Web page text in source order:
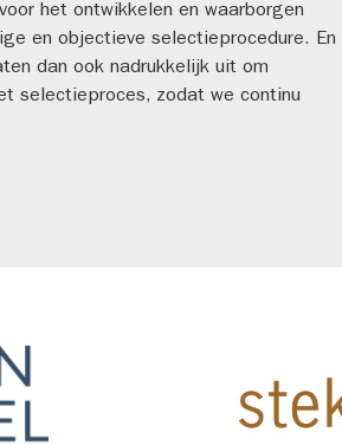
het ontwikkelen en waarborgen
en objectieve selectieprocedure. En
dan ook nadrukkelijk uit om
selectieproces, zodat we continu